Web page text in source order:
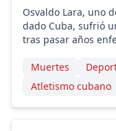
Osvaldo Lara, uno
dado Cuba, sufrió
tras pasar años
Muertes
Atletismo cubano